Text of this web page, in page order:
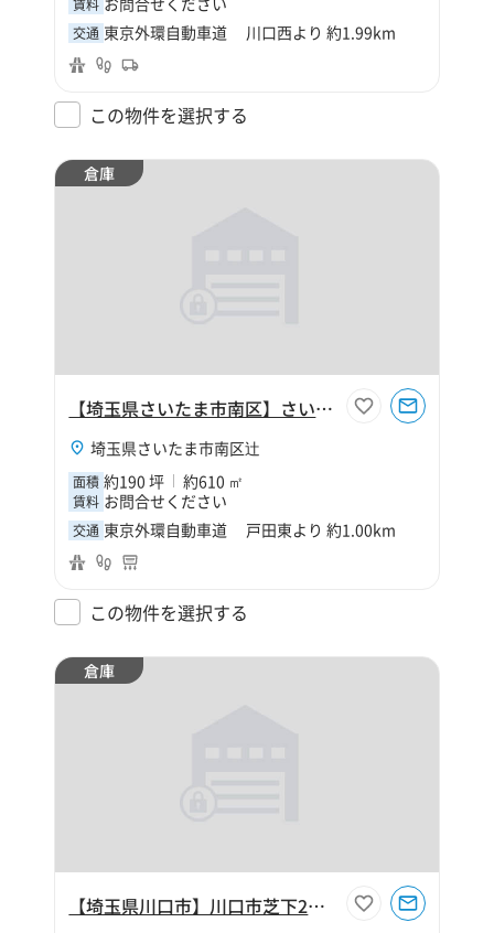
交通 東京外環自動車道 川口西より 約1.99km
この物件を選択する
倉庫
【埼玉県さいたま市南区】さいたま市南区辻5丁目190坪倉庫
埼玉県さいたま市南区辻
面積 約190 坪 約610 ㎡
賃料 お問合せください
交通 東京外環自動車道 戸田東より 約1.00km
この物件を選択する
倉庫
【埼玉県川口市】川口市芝下2丁目290坪倉庫